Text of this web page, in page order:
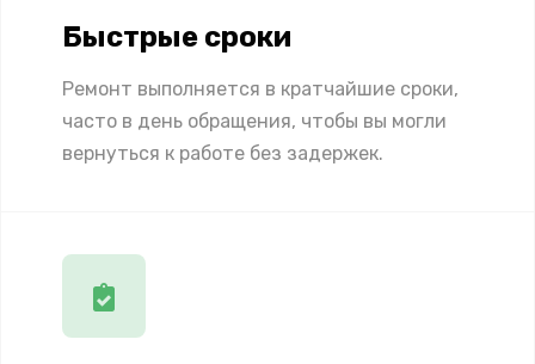
Быстрые сроки
Ремонт выполняется в кратчайшие сроки,
часто в день обращения, чтобы вы могли
вернуться к работе без задержек.